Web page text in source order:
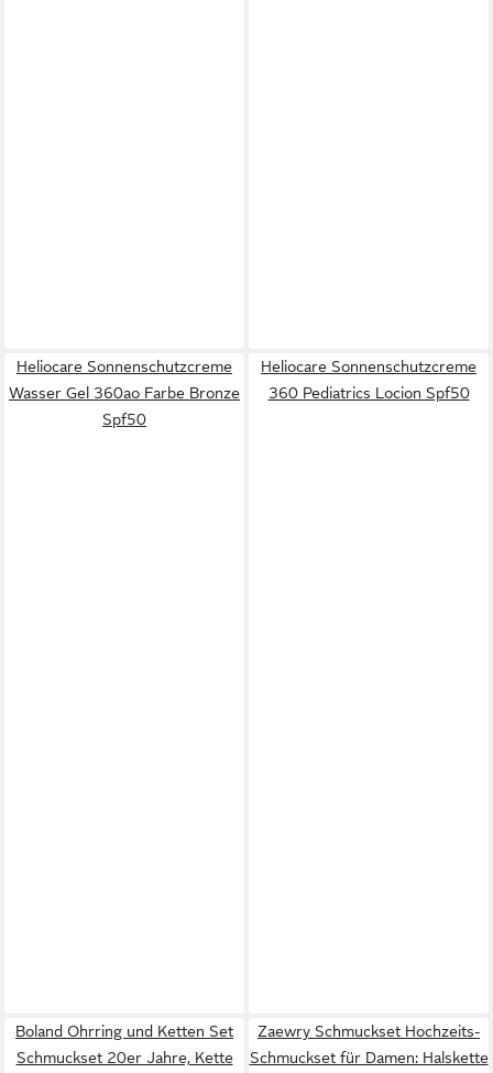
Heliocare Sonnenschutzcreme
Wasser Gel 360ao Farbe Bronze
Spf50
Heliocare Sonnenschutzcreme
360 Pediatrics Locion Spf50
Boland Ohrring und Ketten Set
Schmuckset 20er Jahre, Kette
Zaewry Schmuckset Hochzeits-
Schmuckset für Damen: Halskette